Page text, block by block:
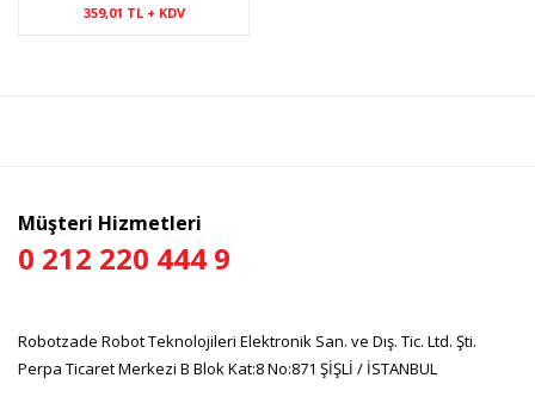
359,01 TL + KDV
Müşteri Hizmetleri
0 212 220 444 9
Robotzade Robot Teknolojileri Elektronik San. ve Dış. Tic. Ltd. Şti.
Perpa Ticaret Merkezi B Blok Kat:8 No:871 ŞİŞLİ / İSTANBUL